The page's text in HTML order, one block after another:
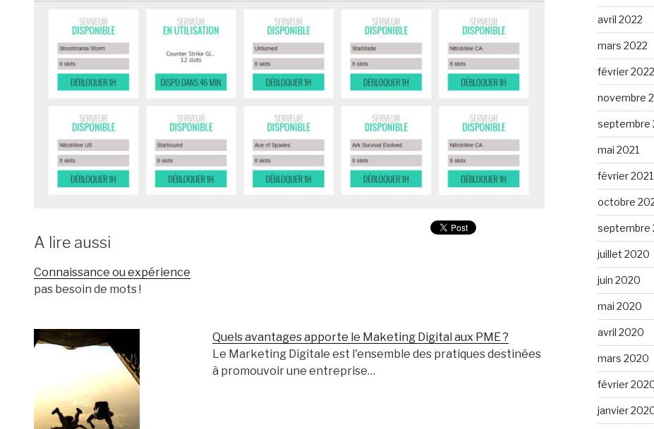
A lire aussi
Connaissance ou expérience
pas besoin de mots !
Quels avantages apporte le Maketing Digital aux PME ?
Le Marketing Digitale est l'ensemble des pratiques destinées
à promouvoir une entreprise…
avril 2022
mars 2022
février 2022
novembre
septembre
mai 2021
février 2021
octobre
septembre
juillet 2020
juin 2020
mai 2020
avril 2020
mars 2020
février
janvier